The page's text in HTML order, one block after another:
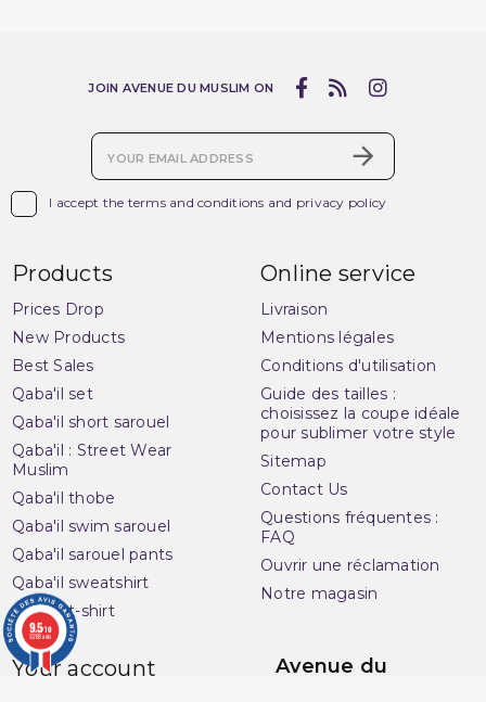
I accept the terms and conditions and privacy policy
JOIN AVENUE DU MUSLIM ON
Products
Prices Drop
New Products
Best Sales
Qaba'il set
Qaba'il short sarouel
Qaba'il : Street Wear
Muslim
Qaba'il thobe
Qaba'il swim sarouel
Qaba'il sarouel pants
Qaba'il sweatshirt
Qaba'il t-shirt
Online service
Livraison
Mentions légales
Conditions d'utilisation
Guide des tailles :
choisissez la coupe idéale
pour sublimer votre style
Sitemap
Contact Us
Questions fréquentes :
FAQ
Ouvrir une réclamation
Notre magasin
Your account
Avenue du
9.5/10
3283 avis